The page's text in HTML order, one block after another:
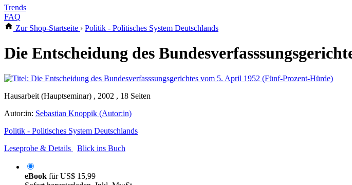
Trends
FAQ
Zur Shop-Startseite › Politik - Politisches System Deutschlands
Die Entscheidung des
Hausarbeit (Hauptseminar) , 2002 , 18 Seiten
Autor:in: Sebastian Knoppik (Autor:in)
Politik - Politisches System Deutschlands
Leseprobe & Details
Blick ins Buch
eBook fürUS$ 15,99